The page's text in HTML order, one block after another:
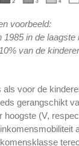
voorbeeld:
1985 in de
van de
voor de
gerangschikt
hoogste (V,